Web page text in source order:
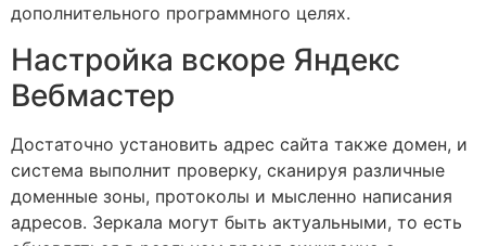
дополнительного программного целях.
Настройка вскоре Яндекс
Вебмастер
Достаточно установить адрес сайта также домен, и
система выполнит проверку, сканируя различные
доменные зоны, протоколы и мысленно написания
адресов. Зеркала могут быть актуальными, то есть